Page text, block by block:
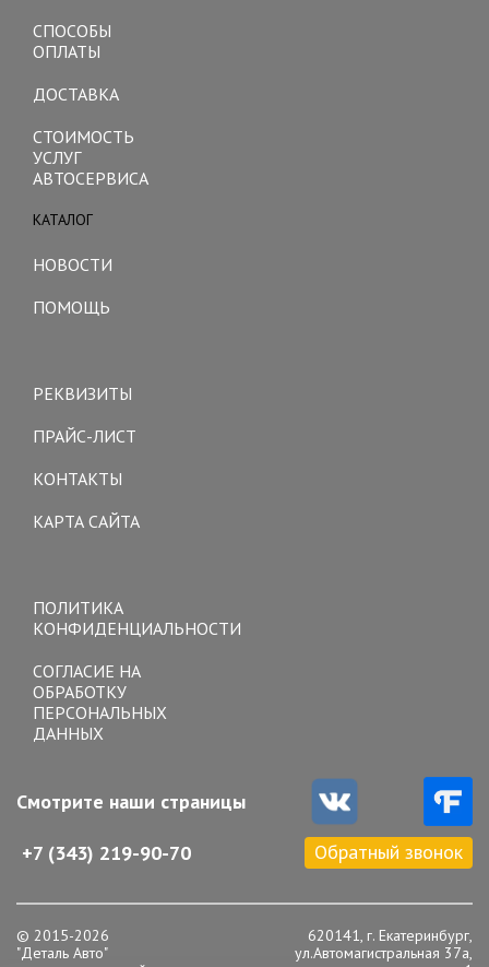
СПОСОБЫ
ОПЛАТЫ
ДОСТАВКА
СТОИМОСТЬ
УСЛУГ
АВТОСЕРВИСА
КАТАЛОГ
НОВОСТИ
ПОМОЩЬ
РЕКВИЗИТЫ
ПРАЙС-ЛИСТ
КОНТАКТЫ
КАРТА САЙТА
ПОЛИТИКА
КОНФИДЕНЦИАЛЬНОСТИ
СОГЛАСИЕ НА
ОБРАБОТКУ
ПЕРСОНАЛЬНЫХ
ДАННЫХ
Смотрите наши страницы
+7 (343) 219-90-70 Обратный звонок
© 2015-2026
"Деталь Авто"
620141, г. Екатеринбург,
ул.Автомагистральная 37а,